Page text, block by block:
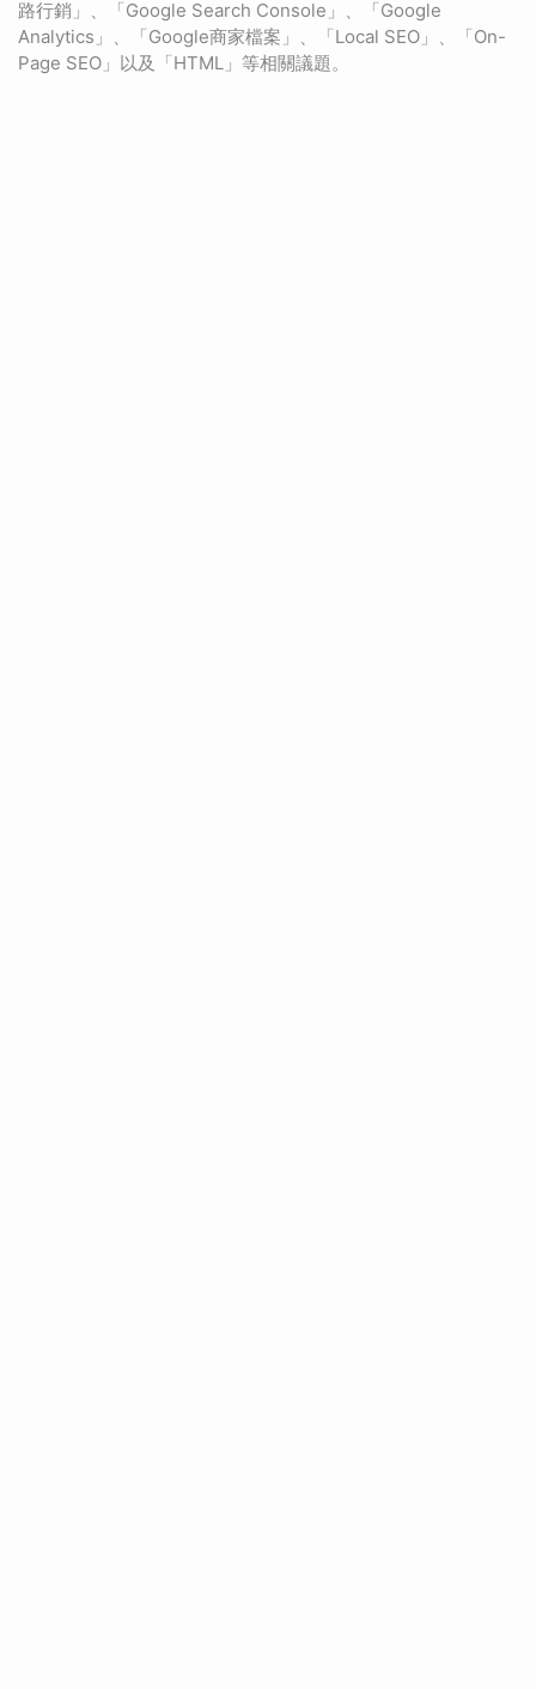
路行銷」、「Google Search Console」、「Google
Analytics」、「Google商家檔案」、「Local SEO」、「On-
Page SEO」以及「HTML」等相關議題。